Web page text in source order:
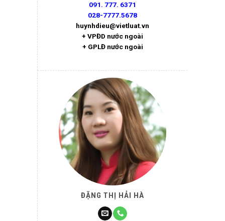
091. 777. 6371
028-7777.5678
huynhdieu@vietluat.vn
+ VPĐD nước ngoài
+ GPLĐ nước ngoài
ĐẶNG THỊ HẢI HÀ